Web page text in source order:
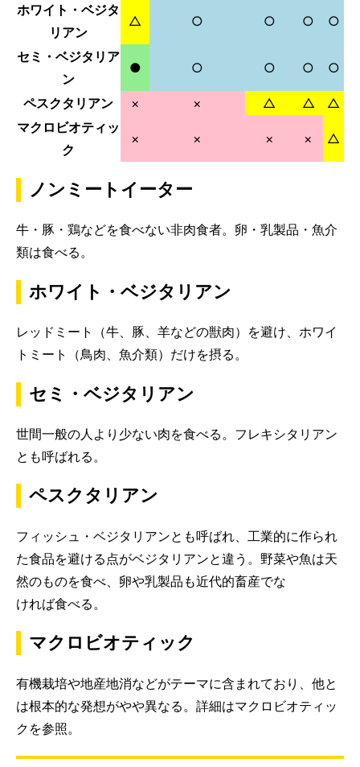
ホワイト・ベジタ
リアン
△ ○ ○ ○ ○
セミ・ベジタリア
ン
● ○ ○ ○ ○
ペスクタリアン × × △ △
△
マクロビオティッ
ク
× × × × △
ノンミートイーター
牛・豚・鶏などを食べない非肉食者。卵・乳製品・魚介
類は食べる。
ホワイト・ベジタリアン
レッドミート（牛、豚、羊などの獣肉）を避け、ホワイ
トミート（鳥肉、魚介類）だけを摂る。
セミ・ベジタリアン
世間一般の人より少ない肉を食べる。フレキシタリアン
とも呼ばれる。
ペスクタリアン
フィッシュ・ベジタリアンとも呼ばれ、工業的に作られ
た食品を避ける点がベジタリアンと違う。野菜や魚は天
然のものを食べ、卵や乳製品も近代的畜産でな
ければ食べる。
マクロビオティック
有機栽培や地産地消などがテーマに含まれており、他と
は根本的な発想がやや異なる。詳細はマクロビオティッ
クを参照。